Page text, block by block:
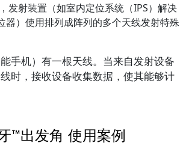
发射装置（如室内定位系统（IPS）解决
器）使用排列成阵列的多个天线发射特殊
手机）有一根天线。当来自发射设备
时，接收设备收集数据，使其能够计
™出发角 使用案例